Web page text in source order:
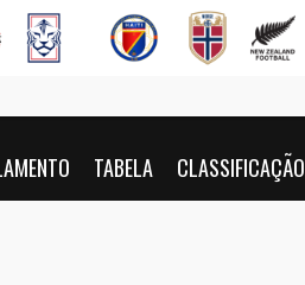
TABELA CLASSIFICAÇÃO